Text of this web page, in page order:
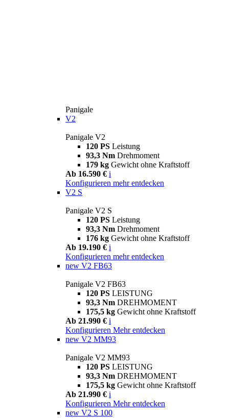
Panigale
V2
Panigale V2
120 PS Leistung
93,3 Nm Drehmoment
179 kg Gewicht ohne Kraftstoff
Ab 16.590 € i
Konfigurieren mehr entdecken
V2 S
Panigale V2 S
120 PS Leistung
93,3 Nm Drehmoment
176 kg Gewicht ohne Kraftstoff
Ab 19.190 € i
Konfigurieren mehr entdecken
new V2 FB63
Panigale V2 FB63
120 PS LEISTUNG
93,3 Nm DREHMOMENT
175,5 kg Gewicht ohne Kraftstoff
Ab 21.990 € i
Konfigurieren Mehr entdecken
new V2 MM93
Panigale V2 MM93
120 PS LEISTUNG
93,3 Nm DREHMOMENT
175,5 kg Gewicht ohne Kraftstoff
Ab 21.990 € i
Konfigurieren Mehr entdecken
new V2 S 100